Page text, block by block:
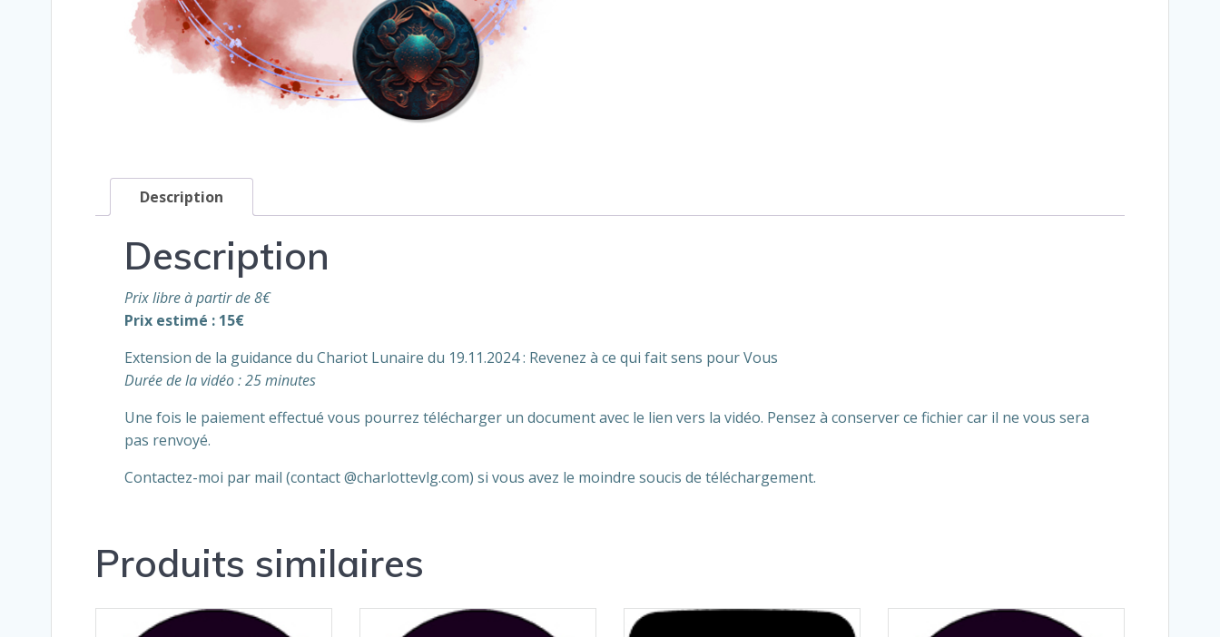
Description
Description
Prix libre à partir de 8€
Prix estimé : 15€
Extension de la guidance du Chariot Lunaire du 19.11.2024 : Revenez à ce qui fait sens pour Vous
Durée de la vidéo : 25 minutes
Une fois le paiement effectué vous pourrez télécharger un document avec le lien vers la vidéo. Pensez à conserver ce fichier car il ne vous sera
pas renvoyé.
Contactez-moi par mail (contact @charlottevlg.com) si vous avez le moindre soucis de téléchargement.
Produits similaires